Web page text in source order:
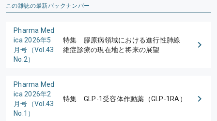
この雑誌の最新バックナンバー
Pharma Med
ica 2026年5
月号（Vol.43
No.2）
特集 膠原病領域における進行性肺線
維症診療の現在地と将来の展望
Pharma Med
ica 2026年2
月号（Vol.43
No.1）
特集 GLP-1受容体作動薬（GLP-1RA）